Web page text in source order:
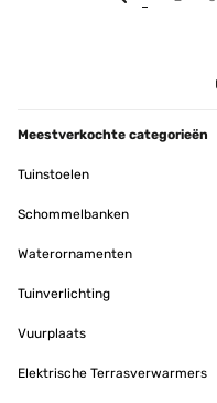
Meestverkochte categorieën
Tuinstoelen
Schommelbanken
Waterornamenten
Tuinverlichting
Vuurplaats
Elektrische Terrasverwarmers